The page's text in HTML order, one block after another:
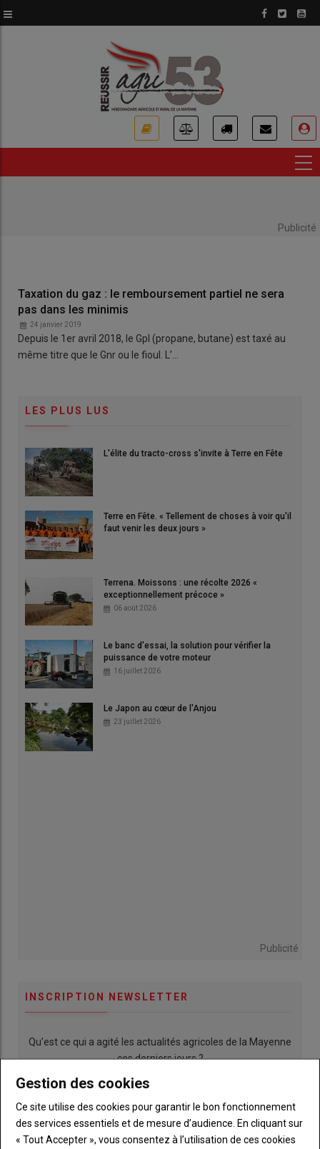
au
Publicité
Taxation du gaz : le remboursement partiel ne sera
pas dans les minimis
24 janvier 2019
Depuis le 1er avril 2018, le Gpl (propane, butane) est taxé au
même titre que le Gnr ou le fioul. L’…
LES PLUS LUS
L'élite du tracto-cross s'invite à Terre en Fête
Terre en Fête. « Tellement de choses à voir qu'il
faut venir les deux jours »
Terrena. Moissons : une récolte 2026 «
exceptionnellement précoce »
06 août 2026
Le banc d'essai, la solution pour vérifier la
puissance de votre moteur
16 juillet 2026
Le Japon au cœur de l'Anjou
23 juillet 2026
Publicité
INSCRIPTION NEWSLETTER
Qu’est ce qui a agité les actualités agricoles de la Mayenne
ces derniers jours ?
Gestion des cookies
Ce site utilise des cookies pour garantir le bon fonctionnement
des services essentiels et de mesure d’audience. En cliquant sur
« Tout Accepter », vous consentez à l’utilisation de ces cookies